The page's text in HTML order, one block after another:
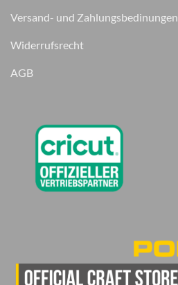
Versand- und Zahlungsbedinungen
Widerrufsrecht
AGB